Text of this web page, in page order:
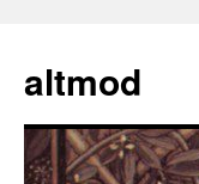
springen
altmod